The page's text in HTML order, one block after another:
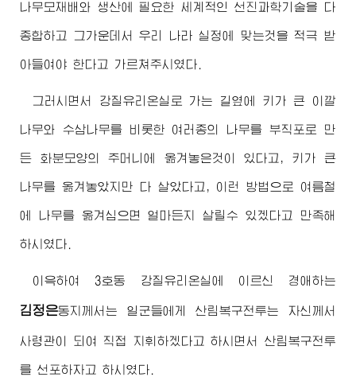
나무모재배와 생산에 필요한 세계적인 선진과학기술을 다
종합하고 그가운데서 우리 나라 실정에 맞는것을 적극 받
아들여야 한다고 가르쳐주시였다.
그러시면서 강질유리온실로 가는 길옆에 키가 큰 이깔
나무와 수삼나무를 비롯한 여러종의 나무를 부직포로 만
든 화분모양의 주머니에 옮겨놓은것이 있다고, 키가 큰
나무를 옮겨놓았지만 다 살았다고, 이런 방법으로 여름철
에 나무를 옮겨심으면 얼마든지 살릴수 있겠다고 만족해
하시였다.
이윽하여 3호동 강질유리온실에 이르신 경애하는
김정은동지 께서는 일군들에게 산림복구전투는 자신께서
사령관이 되여 직접 지휘하겠다고 하시면서 산림복구전투
를 선포하자고 하시였다.